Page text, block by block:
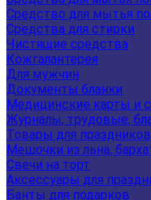
Средство для мытья
Средства для стирки
Чистящие средства
Кожгалантерея
Для мужчин
Документы бланки
Медицинские карты и
Журналы, трудовые,
Товары для праздников
Мешочки из льна,
Свечи на торт
Аксессуары для
Банты для подарков